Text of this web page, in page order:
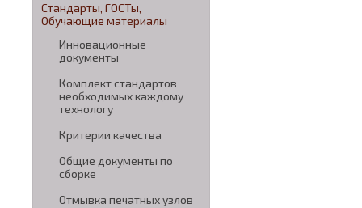
Стандарты, ГОСТы,
Обучающие материалы
Инновационные
документы
Комплект стандартов
необходимых каждому
технологу
Критерии качества
Общие документы по
сборке
Отмывка печатных узлов